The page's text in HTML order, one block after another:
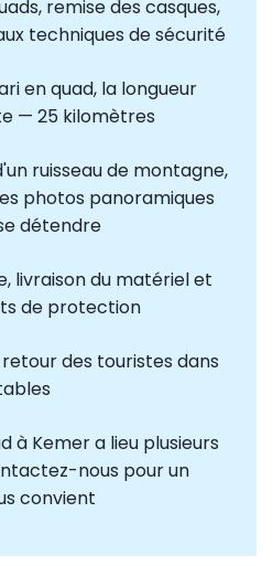
remise des casques,
techniques de sécurité
en quad, la longueur
— 25 kilomètres
ruisseau de montagne,
photos panoramiques
détendre
livraison du matériel et
de protection
des touristes dans
à Kemer a lieu plusieurs
nous pour un
convient